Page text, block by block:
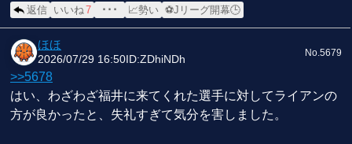
返信 いいね7 ･･･ 📈勢い ⚽Jリーグ開幕🕒
ほほ
2026/07/29 16:50 ID:ZDhiNDh
No.5679
>>5678
はい、わざわざ福井に来てくれた選手に対してライアンの
方が良かったと、失礼すぎて気分を害しました。